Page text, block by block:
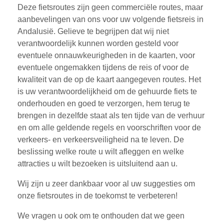
Deze fietsroutes zijn geen commerciële routes, maar
aanbevelingen van ons voor uw volgende fietsreis in
Andalusië. Gelieve te begrijpen dat wij niet
verantwoordelijk kunnen worden gesteld voor
eventuele onnauwkeurigheden in de kaarten, voor
eventuele ongemakken tijdens de reis of voor de
kwaliteit van de op de kaart aangegeven routes. Het
is uw verantwoordelijkheid om de gehuurde fiets te
onderhouden en goed te verzorgen, hem terug te
brengen in dezelfde staat als ten tijde van de verhuur
en om alle geldende regels en voorschriften voor de
verkeers- en verkeersveiligheid na te leven. De
beslissing welke route u wilt afleggen en welke
attracties u wilt bezoeken is uitsluitend aan u.
Wij zijn u zeer dankbaar voor al uw suggesties om
onze fietsroutes in de toekomst te verbeteren!
We vragen u ook om te onthouden dat we geen